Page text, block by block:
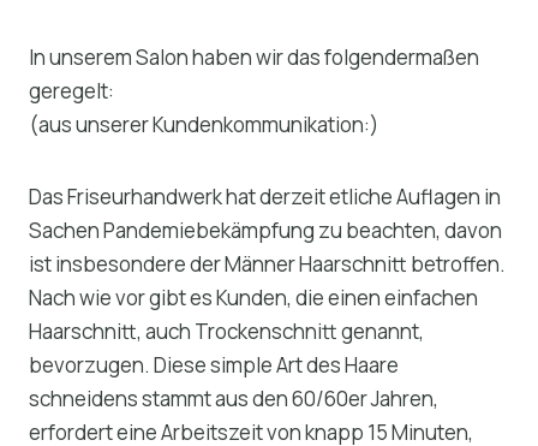
In unserem Salon haben wir das folgendermaßen
geregelt:
(aus unserer Kundenkommunikation:)
Das Friseurhandwerk hat derzeit etliche Auflagen in
Sachen Pandemiebekämpfung zu beachten, davon
ist insbesondere der Männer Haarschnitt betroffen.
Nach wie vor gibt es Kunden, die einen einfachen
Haarschnitt, auch Trockenschnitt genannt,
bevorzugen. Diese simple Art des Haare
schneidens stammt aus den 60/60er Jahren,
erfordert eine Arbeitszeit von knapp 15 Minuten,